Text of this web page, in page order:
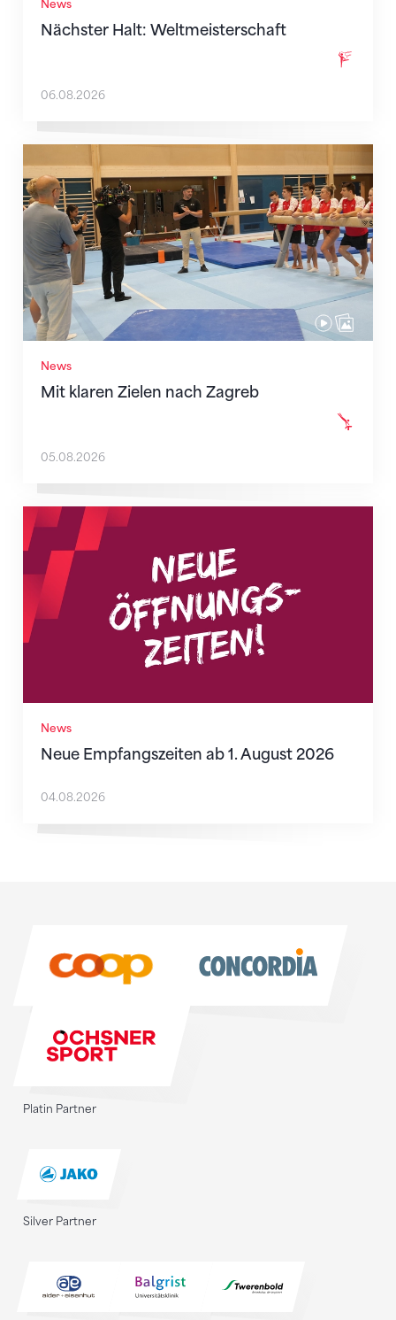
News
Nächster Halt: Weltmeisterschaft
06.08.2026
News
Mit klaren Zielen nach Zagreb
Mit klaren Zielen nach Zagreb
05.08.2026
News
Neue Empfangszeiten ab 1. August 2026
Neue Empfangszeiten ab 1. August 2026
04.08.2026
Platin Partner
Silver Partner